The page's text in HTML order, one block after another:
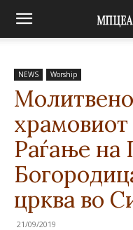
NEWS Worship
Раѓање на
црква во
21/09/2019